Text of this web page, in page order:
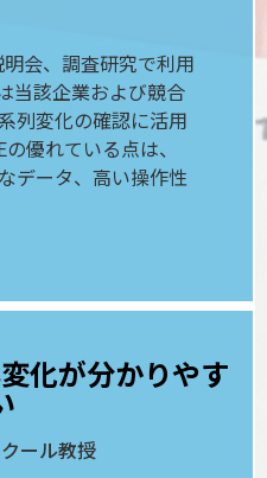
明会、調査研究で利用
当該企業および競合
列変化の確認に活用
優れている点は、
データ、高い操作性
化が分かりやす
ール教授